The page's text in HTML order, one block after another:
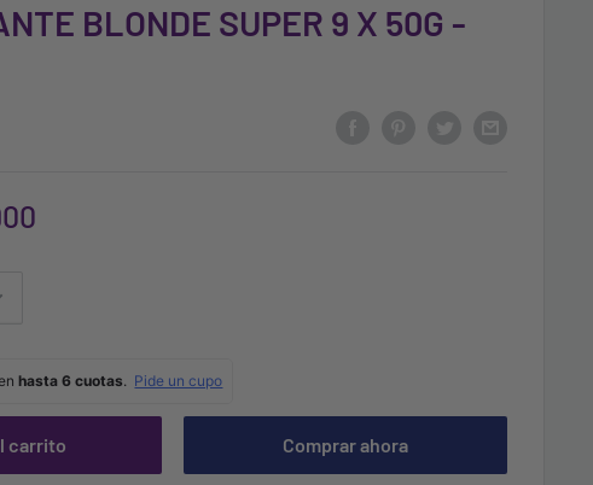
BLONDE SUPER 9 X 50G -
carrito Comprar ahora